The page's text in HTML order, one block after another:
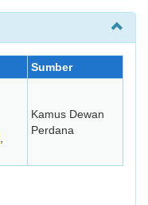
Sumber
Kamus Dewan
Perdana